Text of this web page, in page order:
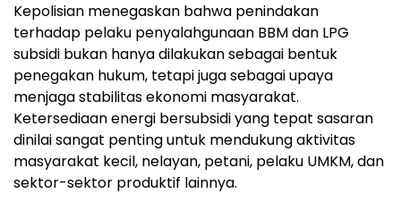
Kepolisian menegaskan bahwa penindakan
terhadap pelaku penyalahgunaan BBM dan LPG
subsidi bukan hanya dilakukan sebagai bentuk
penegakan hukum, tetapi juga sebagai upaya
menjaga stabilitas ekonomi masyarakat.
Ketersediaan energi bersubsidi yang tepat sasaran
dinilai sangat penting untuk mendukung aktivitas
masyarakat kecil, nelayan, petani, pelaku UMKM, dan
sektor-sektor produktif lainnya.